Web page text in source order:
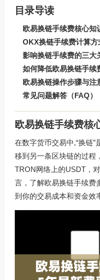
目录导读
欧易换链手续费核心知
OKX换链手续费计算方
影响换链手续费的三大
如何降低欧易换链手续
欧易换链操作步骤与注
常见问题解答（FAQ）
欧易换链手续费核
在数字货币交易中,“换链
移到另一条区块链的过程
TRON网络上的USDT，
言，了解欧易换链手续费
到你的交易成本和资金效